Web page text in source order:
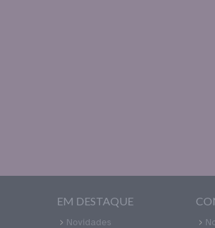
EM DESTAQUE
Novidades